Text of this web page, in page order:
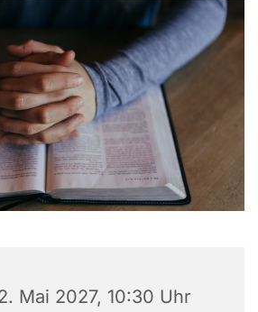
Mai 2027, 10:30 Uhr